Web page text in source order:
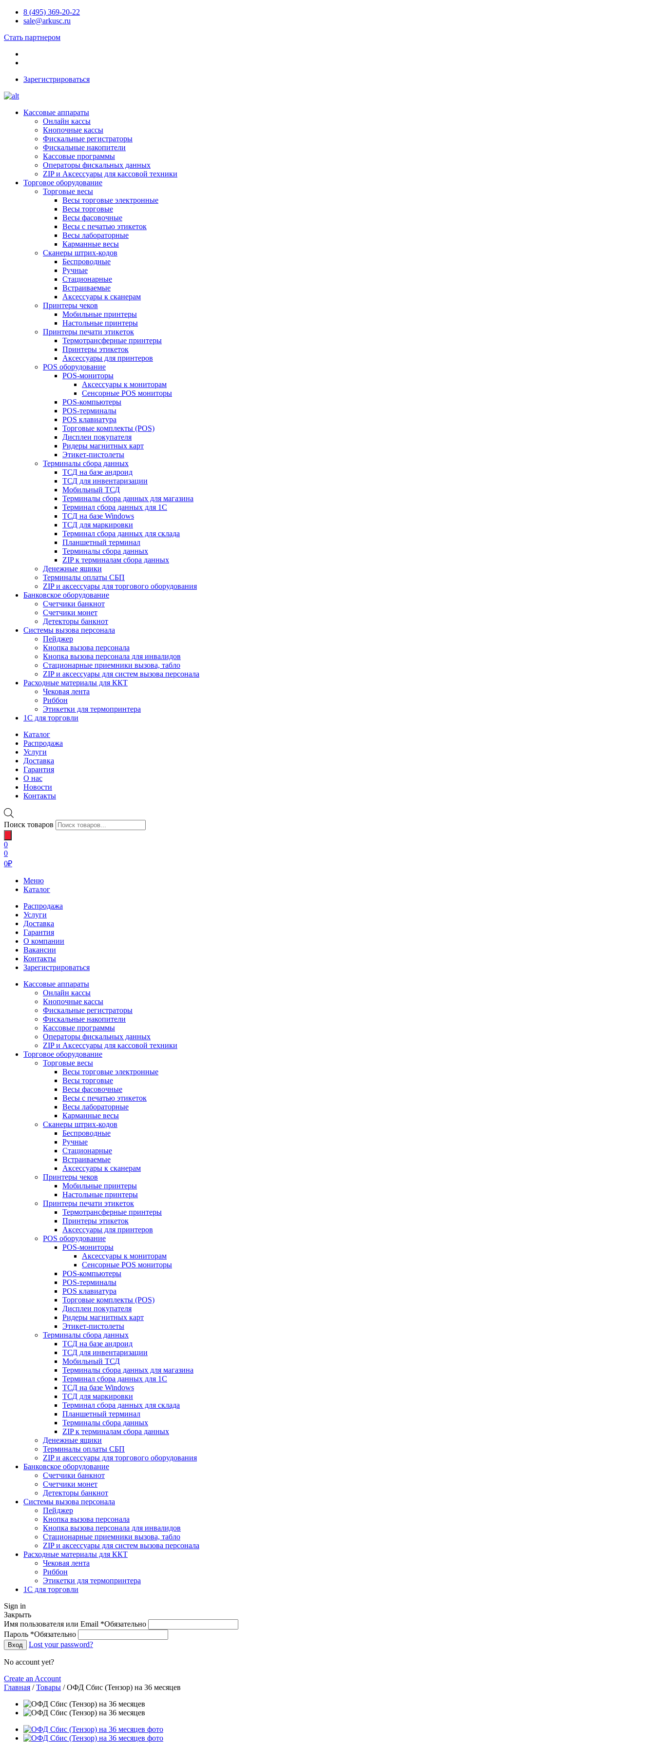
8 (495) 369-20-22
sale@arkusc.ru
Стать партнером
Зарегистрироваться
Кассовые аппараты
Онлайн кассы
Кнопочные кассы
Фискальные регистраторы
Фискальные накопители
Кассовые программы
Операторы фискальных данных
ZIP и Аксессуары для кассовой техники
Торговое оборудование
Торговые весы
Весы торговые электронные
Весы торговые
Весы фасовочные
Весы с печатью этикеток
Весы лабораторные
Карманные весы
Сканеры штрих-кодов
Беспроводные
Ручные
Стационарные
Встраиваемые
Аксессуары к сканерам
Принтеры чеков
Мобильные принтеры
Настольные принтеры
Принтеры печати этикеток
Термотрансферные принтеры
Принтеры этикеток
Аксессуары для принтеров
POS оборудование
POS-мониторы
Аксессуары к мониторам
Сенсорные POS мониторы
POS-компьютеры
POS-терминалы
POS клавиатура
Торговые комплекты (POS)
Дисплеи покупателя
Ридеры магнитных карт
Этикет-пистолеты
Терминалы сбора данных
ТСД на базе андроид
ТСД для инвентаризации
Мобильный ТСД
Терминалы сбора данных для магазина
Терминал сбора данных для 1C
ТСД на базе Windows
ТСД для маркировки
Терминал сбора данных для склада
Планшетный терминал
Терминалы сбора данных
ZIP к терминалам сбора данных
Денежные ящики
Терминалы оплаты СБП
ZIP и аксессуары для торгового оборудования
Банковское оборудование
Счетчики банкнот
Счетчики монет
Детекторы банкнот
Системы вызова персонала
Пейджер
Кнопка вызова персонала
Кнопка вызова персонала для инвалидов
Стационарные приемники вызова, табло
ZIP и аксессуары для систем вызова персонала
Расходные материалы для ККТ
Чековая лента
Риббон
Этикетки для термопринтера
1С для торговли
Каталог
Распродажа
Услуги
Доставка
Гарантия
О нас
Новости
Контакты
Поиск товаров
0
0
0₽
Меню
Каталог
Распродажа
Услуги
Доставка
Гарантия
О компании
Вакансии
Контакты
Зарегистрироваться
Кассовые аппараты
Онлайн кассы
Кнопочные кассы
Фискальные регистраторы
Фискальные накопители
Кассовые программы
Операторы фискальных данных
ZIP и Аксессуары для кассовой техники
Торговое оборудование
Торговые весы
Весы торговые электронные
Весы торговые
Весы фасовочные
Весы с печатью этикеток
Весы лабораторные
Карманные весы
Сканеры штрих-кодов
Беспроводные
Ручные
Стационарные
Встраиваемые
Аксессуары к сканерам
Принтеры чеков
Мобильные принтеры
Настольные принтеры
Принтеры печати этикеток
Термотрансферные принтеры
Принтеры этикеток
Аксессуары для принтеров
POS оборудование
POS-мониторы
Аксессуары к мониторам
Сенсорные POS мониторы
POS-компьютеры
POS-терминалы
POS клавиатура
Торговые комплекты (POS)
Дисплеи покупателя
Ридеры магнитных карт
Этикет-пистолеты
Терминалы сбора данных
ТСД на базе андроид
ТСД для инвентаризации
Мобильный ТСД
Терминалы сбора данных для магазина
Терминал сбора данных для 1C
ТСД на базе Windows
ТСД для маркировки
Терминал сбора данных для склада
Планшетный терминал
Терминалы сбора данных
ZIP к терминалам сбора данных
Денежные ящики
Терминалы оплаты СБП
ZIP и аксессуары для торгового оборудования
Банковское оборудование
Счетчики банкнот
Счетчики монет
Детекторы банкнот
Системы вызова персонала
Пейджер
Кнопка вызова персонала
Кнопка вызова персонала для инвалидов
Стационарные приемники вызова, табло
ZIP и аксессуары для систем вызова персонала
Расходные материалы для ККТ
Чековая лента
Риббон
Этикетки для термопринтера
1С для торговли
Sign in
Закрыть
Имя пользователя или Email *Обязательно
Пароль *Обязательно
Вход Lost your password?
No account yet?
Create an Account
Главная /Товары /ОФД Сбис (Тензор) на 36 месяцев